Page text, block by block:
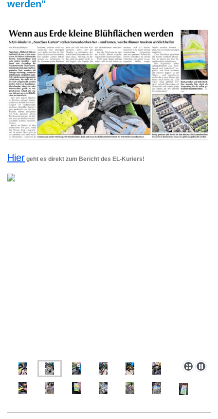
werden"
Hier geht es direkt zum Bericht des EL-Kuriers!